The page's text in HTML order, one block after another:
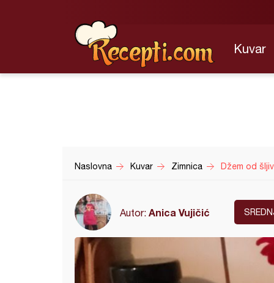
Kuvar
Naslovna Kuvar Zimnica Džem od
Autor: Anica Vujičić